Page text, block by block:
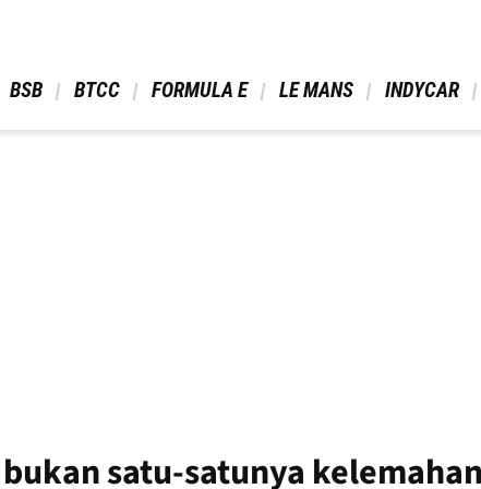
BSB BTCC FORMULA E LE MANS INDYCAR
satu-satunya